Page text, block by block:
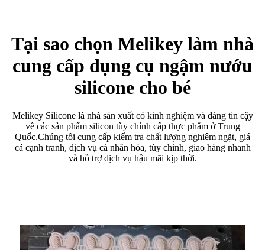
Tại sao chọn Melikey làm nhà
cung cấp dụng cụ ngậm nướu
silicone cho bé
Melikey Silicone là nhà sản xuất có kinh nghiệm và đáng tin cậy
về các sản phẩm silicon tùy chỉnh cấp thực phẩm ở Trung
Quốc.Chúng tôi cung cấp kiểm tra chất lượng nghiêm ngặt, giá
cả cạnh tranh, dịch vụ cá nhân hóa, tùy chỉnh, giao hàng nhanh
và hỗ trợ dịch vụ hậu mãi kịp thời.